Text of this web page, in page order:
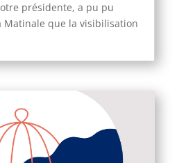
présidente, a pu pu
Matinale que la visibilisation